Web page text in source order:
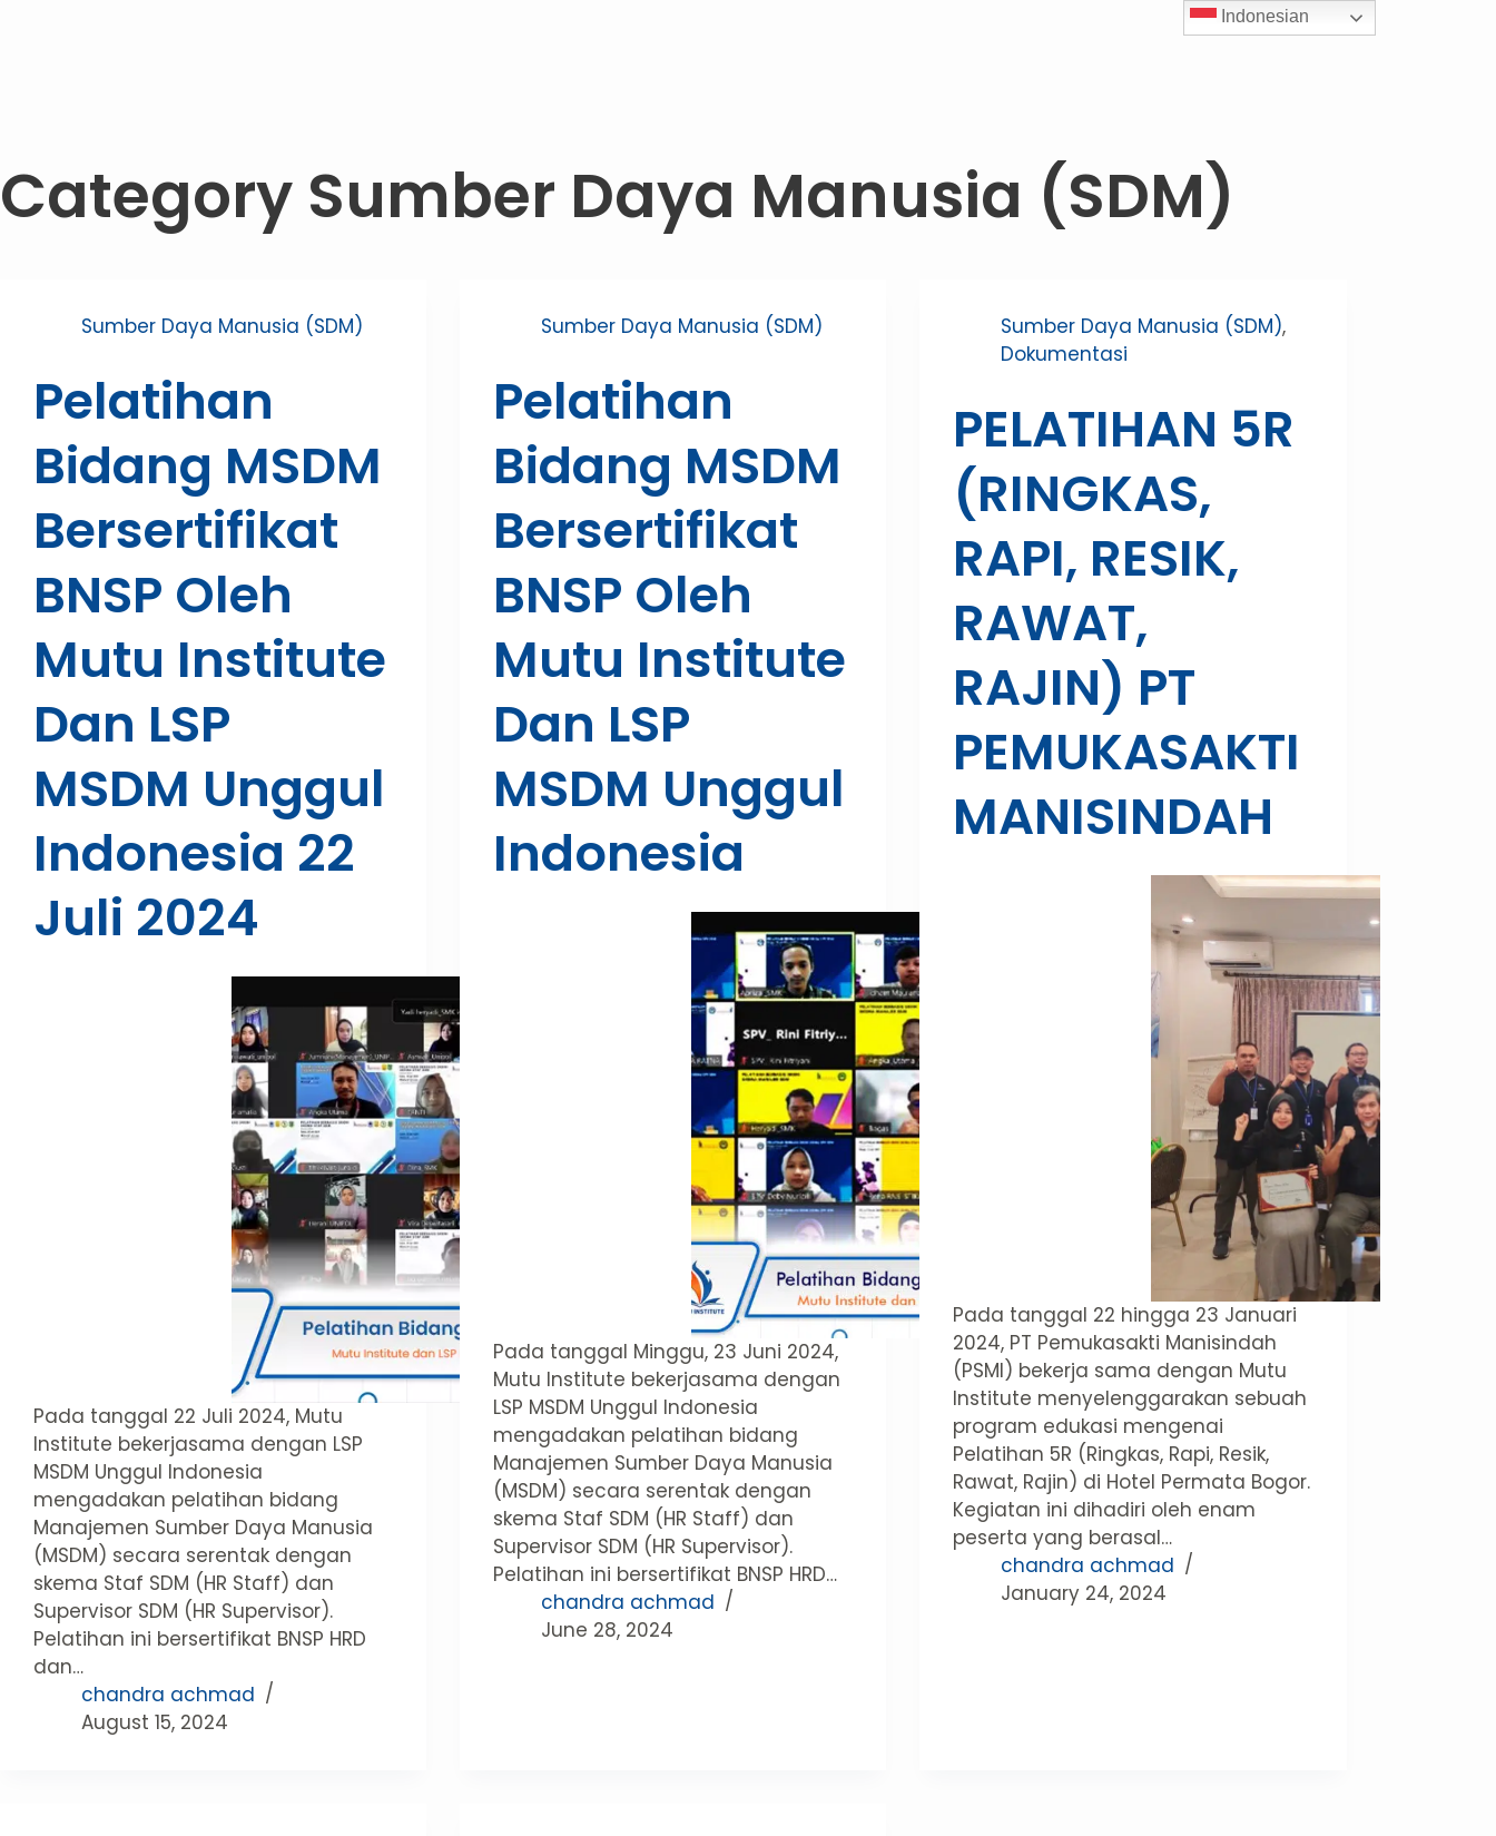
Category Sumber Daya Manusia (SDM)
Sumber Daya Manusia (SDM)
Pelatihan
Bidang MSDM
Bersertifikat
BNSP Oleh
Mutu Institute
Dan LSP
MSDM Unggul
Indonesia 22
Juli 2024
Pada tanggal 22 Juli 2024, Mutu
Institute bekerjasama dengan LSP
MSDM Unggul Indonesia
mengadakan pelatihan bidang
Manajemen Sumber Daya Manusia
(MSDM) secara serentak dengan
skema Staf SDM (HR Staff) dan
Supervisor SDM (HR Supervisor).
Pelatihan ini bersertifikat BNSP HRD
dan…
chandra achmad
August 15, 2024
Sumber Daya Manusia (SDM)
Pelatihan
Bidang MSDM
Bersertifikat
BNSP Oleh
Mutu Institute
Dan LSP
MSDM Unggul
Indonesia
Pada tanggal Minggu, 23 Juni 2024,
Mutu Institute bekerjasama dengan
LSP MSDM Unggul Indonesia
mengadakan pelatihan bidang
Manajemen Sumber Daya Manusia
(MSDM) secara serentak dengan
skema Staf SDM (HR Staff) dan
Supervisor SDM (HR Supervisor).
Pelatihan ini bersertifikat BNSP HRD…
chandra achmad
June 28, 2024
Sumber Daya Manusia (SDM),
Dokumentasi
PELATIHAN 5R
(RINGKAS,
RAPI, RESIK,
RAWAT,
RAJIN) PT
PEMUKASAKTI
MANISINDAH
Pada tanggal 22 hingga 23 Januari
2024, PT Pemukasakti Manisindah
(PSMI) bekerja sama dengan Mutu
Institute menyelenggarakan sebuah
program edukasi mengenai
Pelatihan 5R (Ringkas, Rapi, Resik,
Rawat, Rajin) di Hotel Permata Bogor.
Kegiatan ini dihadiri oleh enam
peserta yang berasal…
chandra achmad
January 24, 2024
Indonesian